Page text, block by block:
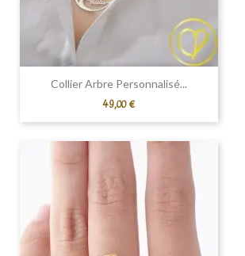
Collier Arbre Personnalisé...
Prix
49,00 €